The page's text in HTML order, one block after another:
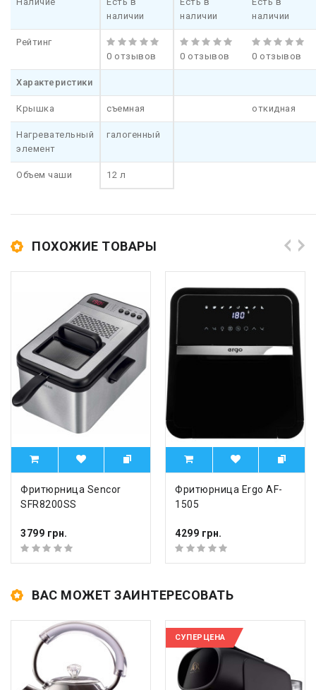
наличии
наличии
наличии
Рейтинг
0 отзывов
0 отзывов 0 отзывов
Характеристики
Крышка съемная откидная
Нагревательный
элемент
галогенный
Объем чаши 12 л
ПОХОЖИЕ ТОВАРЫ
Фритюрница Sencor
SFR8200SS
3799 грн.
Фритюрница Ergo AF-
1505
4299 грн.
ВАС МОЖЕТ ЗАИНТЕРЕСОВАТЬ
СУПЕРЦЕНА